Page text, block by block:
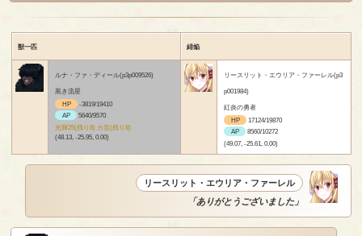
獣一匹 緋焔
ルナ・ファ・ディール(p3p009526)
黒き流星
HP
-3819/19410
AP
5640/9570
光輝25(残り8) カ至(残り8)
(48.13, -25.95, 0.00)
リースリット・エウリア・ファーレル(p3
p001984)
紅炎の勇者
HP
17124/19870
AP
8560/10272
(49.07, -25.61, 0.00)
リースリット・エウリア・ファーレル
「ありがとうございました」